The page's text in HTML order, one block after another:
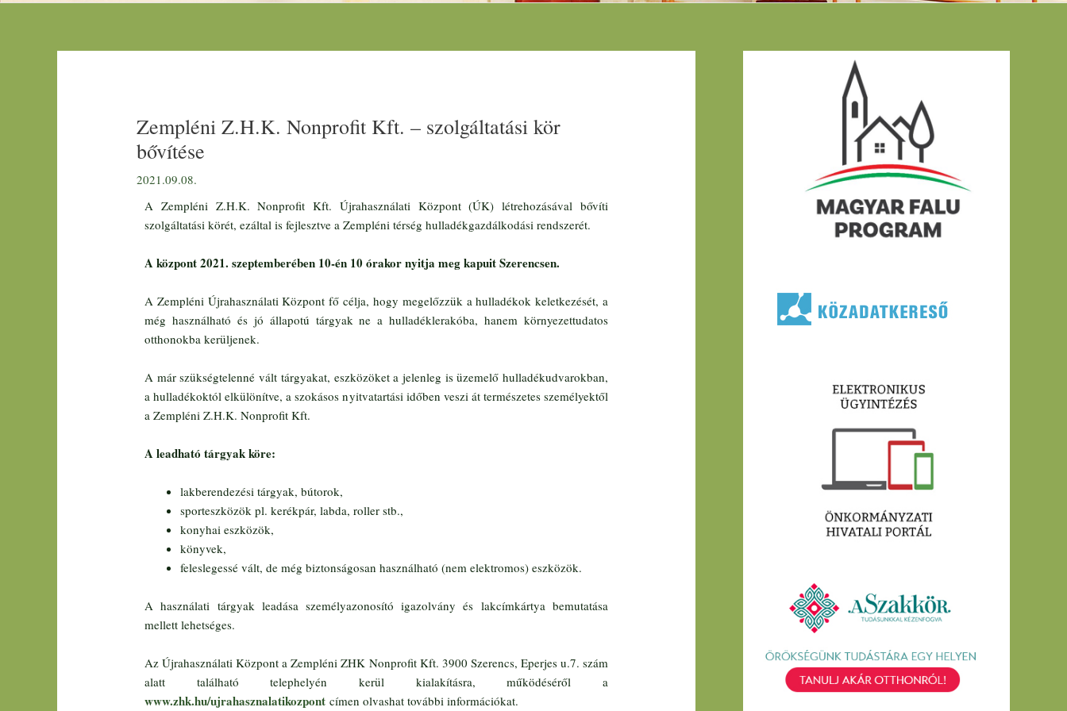
Zempléni Z.H.K. Nonprofit Kft. – szolgáltatási kör
bővítése
2021.09.08.
A Zempléni Z.H.K. Nonprofit Kft. Újrahasználati Központ (ÚK) létrehozásával bővíti
szolgáltatási körét, ezáltal is fejlesztve a Zempléni térség hulladékgazdálkodási rendszerét.
A központ 2021. szeptemberében 10-én 10 órakor nyitja meg kapuit Szerencsen.
A Zempléni Újrahasználati Központ fő célja, hogy megelőzzük a hulladékok keletkezését, a
még használható és jó állapotú tárgyak ne a hulladéklerakóba, hanem környezettudatos
otthonokba kerüljenek.
A már szükségtelenné vált tárgyakat, eszközöket a jelenleg is üzemelő hulladékudvarokban,
a hulladékoktól elkülönítve, a szokásos nyitvatartási időben veszi át természetes személyektől
a Zempléni Z.H.K. Nonprofit Kft.
A leadható tárgyak köre:
lakberendezési tárgyak, bútorok,
sporteszközök pl. kerékpár, labda, roller stb.,
konyhai eszközök,
könyvek,
feleslegessé vált, de még biztonságosan használható (nem elektromos) eszközök.
A használati tárgyak leadása személyazonosító igazolvány és lakcímkártya bemutatása
mellett lehetséges.
Az Újrahasználati Központ a Zempléni ZHK Nonprofit Kft. 3900 Szerencs, Eperjes u.7. szám
alatt található telephelyén kerül kialakításra, működéséről a
www.zhk.hu/ujrahasznalatikozpont címen olvashat további információkat.